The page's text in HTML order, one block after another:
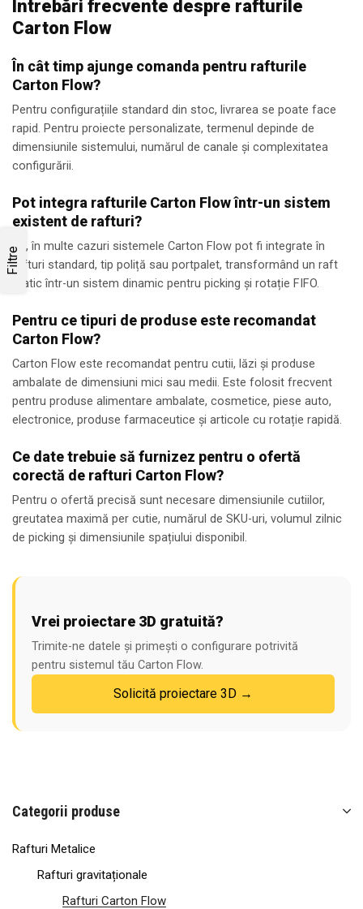
Categorii produse
Rafturi Metalice
Rafturi gravitaționale
Rafturi Carton Flow
Filtre
Întrebări frecvente despre rafturile
Carton Flow
În cât timp ajunge comanda pentru rafturile
Carton Flow?
Pentru configurațiile standard din stoc, livrarea se poate face
rapid. Pentru proiecte personalizate, termenul depinde de
dimensiunile sistemului, numărul de canale și complexitatea
configurării.
Pot integra rafturile Carton Flow într-un sistem
existent de rafturi?
Da, în multe cazuri sistemele Carton Flow pot fi integrate în
rafturi standard, tip poliță sau portpalet, transformând un raft
static într-un sistem dinamic pentru picking și rotație FIFO.
Pentru ce tipuri de produse este recomandat
Carton Flow?
Carton Flow este recomandat pentru cutii, lăzi și produse
ambalate de dimensiuni mici sau medii. Este folosit frecvent
pentru produse alimentare ambalate, cosmetice, piese auto,
electronice, produse farmaceutice și articole cu rotație rapidă.
Ce date trebuie să furnizez pentru o ofertă
corectă de rafturi Carton Flow?
Pentru o ofertă precisă sunt necesare dimensiunile cutiilor,
greutatea maximă per cutie, numărul de SKU-uri, volumul zilnic
de picking și dimensiunile spațiului disponibil.
Vrei proiectare 3D gratuită?
Trimite-ne datele și primești o configurare potrivită
pentru sistemul tău Carton Flow.
Solicită proiectare 3D →